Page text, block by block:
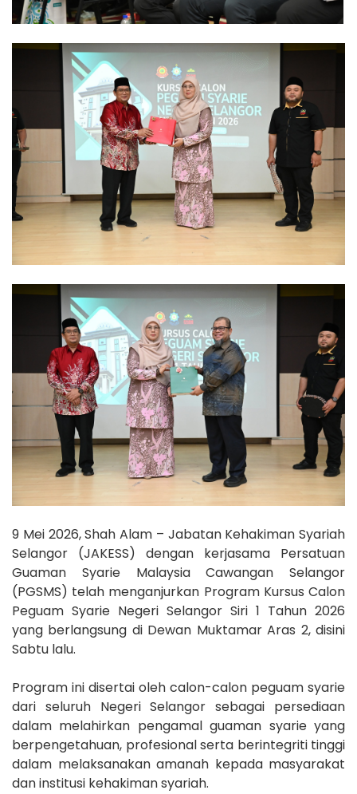
9 Mei 2026, Shah Alam – Jabatan Kehakiman Syariah
Selangor (JAKESS) dengan kerjasama Persatuan
Guaman Syarie Malaysia Cawangan Selangor
(PGSMS) telah menganjurkan Program Kursus Calon
Peguam Syarie Negeri Selangor Siri 1 Tahun 2026
yang berlangsung di Dewan Muktamar Aras 2, disini
Sabtu lalu.
Program ini disertai oleh calon-calon peguam syarie
dari seluruh Negeri Selangor sebagai persediaan
dalam melahirkan pengamal guaman syarie yang
berpengetahuan, profesional serta berintegriti tinggi
dalam melaksanakan amanah kepada masyarakat
dan institusi kehakiman syariah.